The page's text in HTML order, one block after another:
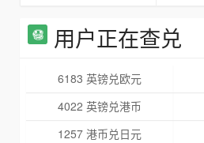
用户正在查兑
6183 英镑兑欧元
4022 英镑兑港币
1257 港币兑日元